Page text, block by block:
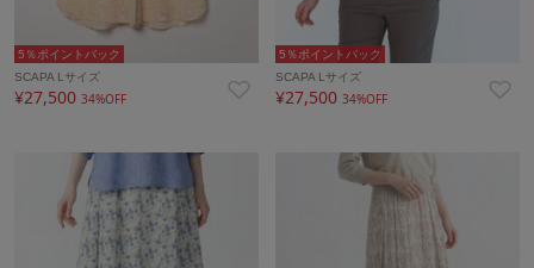
5％ポイントバック
SCAPA Lサイズ
¥27,500 34%OFF
5％ポイントバック
SCAPA Lサイズ
¥27,50034%OFF